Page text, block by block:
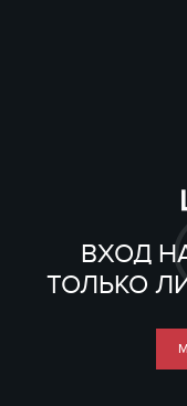
ВХОД
ТОЛЬКО